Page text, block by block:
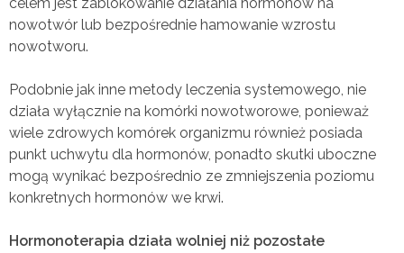
celem jest zablokowanie działania hormonów na
nowotwór lub bezpośrednie hamowanie wzrostu
nowotworu.
Podobnie jak inne metody leczenia systemowego, nie
działa wyłącznie na komórki nowotworowe, ponieważ
wiele zdrowych komórek organizmu również posiada
punkt uchwytu dla hormonów, ponadto skutki uboczne
mogą wynikać bezpośrednio ze zmniejszenia poziomu
konkretnych hormonów we krwi.
Hormonoterapia działa wolniej niż pozostałe